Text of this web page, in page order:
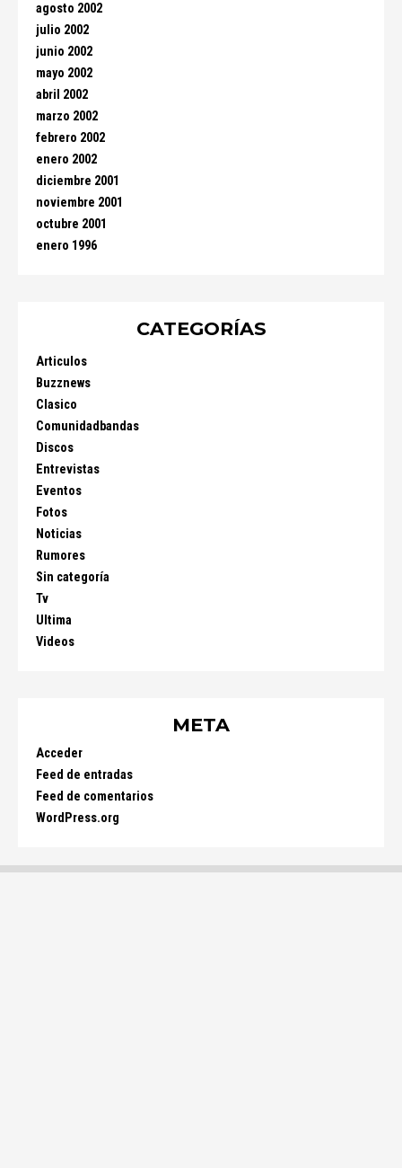
agosto 2002
julio 2002
junio 2002
mayo 2002
abril 2002
marzo 2002
febrero 2002
enero 2002
diciembre 2001
noviembre 2001
octubre 2001
enero 1996
CATEGORÍAS
Articulos
Buzznews
Clasico
Comunidadbandas
Discos
Entrevistas
Eventos
Fotos
Noticias
Rumores
Sin categoría
Tv
Ultima
Videos
META
Acceder
Feed de entradas
Feed de comentarios
WordPress.org